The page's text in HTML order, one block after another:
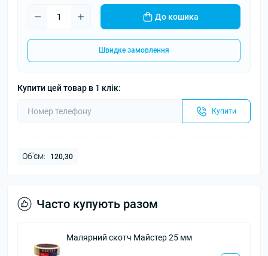
До кошика
Швидке замовлення
Купити цей товар в 1 клік:
Купити
Об'єм: 120,30
Часто купують разом
Малярний скотч Майстер 25 мм